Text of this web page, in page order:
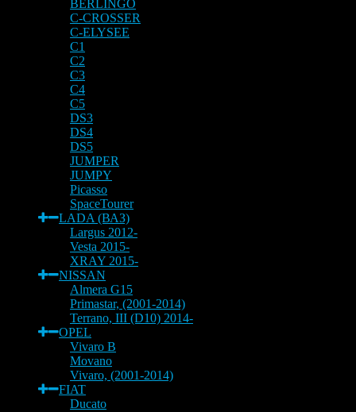
BERLINGO
C-CROSSER
C-ELYSEE
C1
C2
C3
C4
C5
DS3
DS4
DS5
JUMPER
JUMPY
Picasso
SpaceTourer
LADA (ВАЗ)
Largus 2012-
Vesta 2015-
XRAY 2015-
NISSAN
Almera G15
Primastar, (2001-2014)
Terrano, III (D10) 2014-
OPEL
Vivaro B
Movano
Vivaro, (2001-2014)
FIAT
Ducato